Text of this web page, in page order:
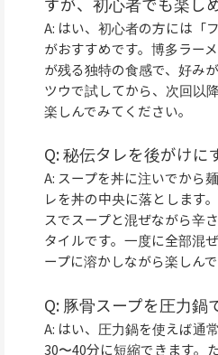
A: はい、初心者の方には「
がおすすめです。博多ラー
が残る独特の食感で、好み
ツウで試してから、次回以
楽しんでみてください。
Q: 秘伝タレを後がけに
A: スープを丼に注いでから
レを丼の中央に落とします
スでスープと混ぜながら辛
タイルです。一度に全部混
ープに溶かしながら楽しんで
Q: 豚骨スープを圧力鍋
A: はい、圧力鍋を使えば通
30〜40分に短縮できます。